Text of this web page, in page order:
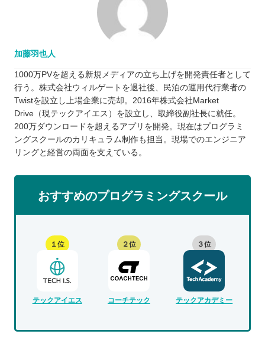
加藤羽也人
1000万PVを超える新規メディアの立ち上げを開発責任者として
行う。株式会社ウィルゲートを退社後、民泊の運用代行業者の
Twistを設立し上場企業に売却。2016年株式会社Market
Drive（現テックアイエス）を設立し、取締役副社長に就任。
200万ダウンロードを超えるアプリを開発。現在はプログラミ
ングスクールのカリキュラム制作も担当。現場でのエンジニア
リングと経営の両面を支えている。
おすすめのプログラミングスクール
１位
テックアイエス
２位
コーチテック
３位
テックアカデミー